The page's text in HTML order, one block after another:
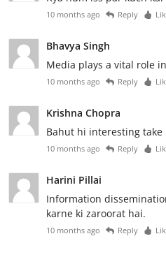
10 months ago Reply
Bhavya Singh
Media plays a vital role
10 months ago Reply
Krishna Chopra
Bahut hi interesting take
10 months ago Reply
Harini Pillai
Information
karne ki zaroorat hai.
10 months ago Reply